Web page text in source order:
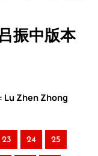
振中版本
Lu Zhen Zhong
23 24 25